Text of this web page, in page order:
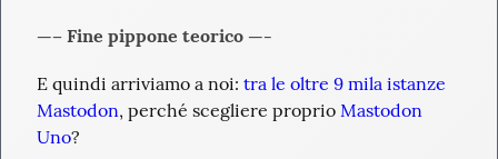
—– Fine pippone teorico —-
E quindi arriviamo a noi: tra le oltre 9 mila istanze
Mastodon, perché scegliere proprio Mastodon
Uno?